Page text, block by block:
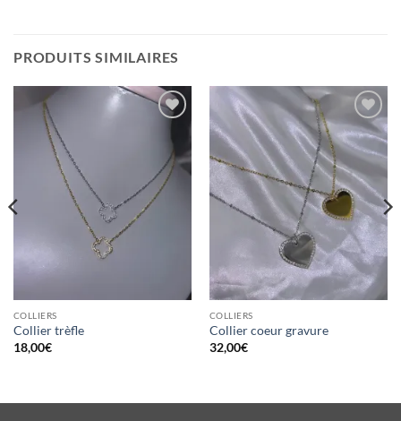
PRODUITS SIMILAIRES
à la
wishlist
COLLIERS
Collier trèfle
18,00€
Ajouter
à la
wishlist
COLLIERS
Collier coeur gravure
32,00€